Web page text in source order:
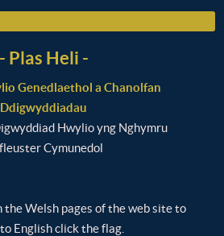
- Plas Heli -
Genedlaethol a Chanolfan
Ddigwyddiadau
Hwylio yng Nghymru
Cymunedol
the Welsh pages of the web site to
English click the flag.